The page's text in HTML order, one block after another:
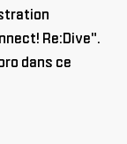
Re:Dive".
dans ce